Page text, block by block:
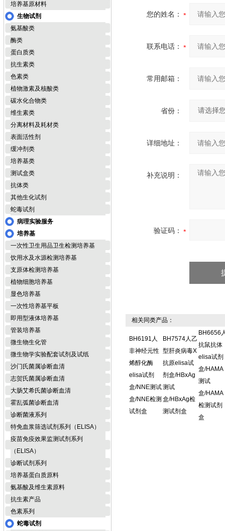
培养基原材料
生物试剂
氨基酸类
酶类
蛋白质类
抗生素类
色素类
植物激素及核酸类
碳水化合物类
维生素类
分离材料及耗材类
表面活性剂
缓冲剂类
培养基类
测试盒类
抗体类
其他生化试剂
蛇毒试剂
病理实验服务
培养基
一次性卫生用品卫生检测培养基
饮用水及水源检测培养基
支原体检测培养基
植物细胞培养基
显色培养基
一次性培养基平板
即用型液体培养基
管装培养基
微生物生化管
微生物学实验配套试剂及试纸
沙门氏菌属诊断血清
志贺氏菌属诊断血清
大肠艾希氏菌诊断血清
霍乱弧菌诊断血清
诊断菌液系列
特免血浆筛选试剂系列（ELISA）
疫苗免疫效果监测试剂系列
（ELISA）
诊断试剂系列
培养基蛋白质原料
氨基酸及维生素原料
抗生素产品
色素系列
蛇毒试剂
您的姓名：
联系电话：
常用邮箱：
省份：
详细地址：
补充说明：
验证码：
相关同类产品：
BH6191人
非神经元性
烯醇化酶
elisa试剂
盒/NNE测试
盒/NNE检测
试剂盒
BH7574人乙
型肝炎病毒X
抗原elisa试
剂盒/HBxAg
测试
盒/HBxAg检
测试剂盒
BH6656
抗鼠抗体
elisa试剂
盒/HAMA
测试
盒/HAMA
检测试剂
盒